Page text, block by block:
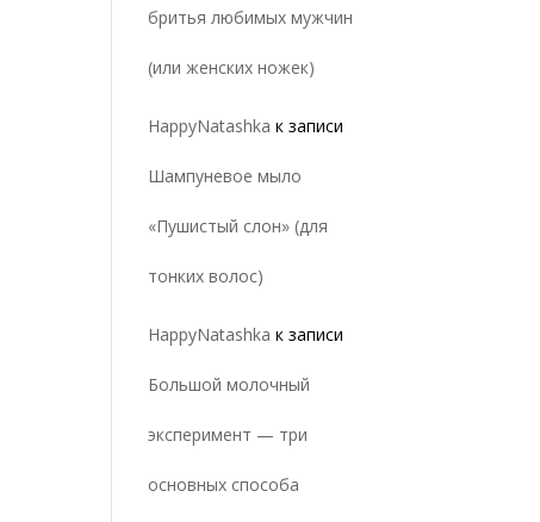
бритья любимых мужчин
(или женских ножек)
HappyNatashka к записи
Шампуневое мыло
«Пушистый слон» (для
тонких волос)
HappyNatashka к записи
Большой молочный
эксперимент — три
основных способа